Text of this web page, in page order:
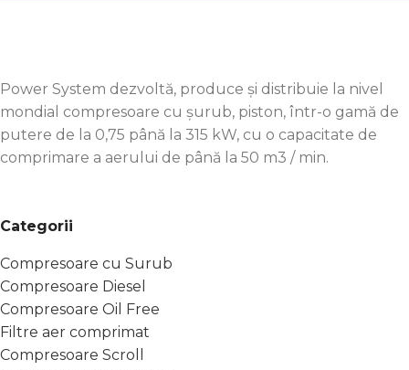
Power System dezvoltă, produce și distribuie la nivel
mondial compresoare cu șurub, piston, într-o gamă de
putere de la 0,75 până la 315 kW, cu o capacitate de
comprimare a aerului de până la 50 m3 / min.
Categorii
Compresoare cu Surub
Compresoare Diesel
Compresoare Oil Free
Filtre aer comprimat
Compresoare Scroll